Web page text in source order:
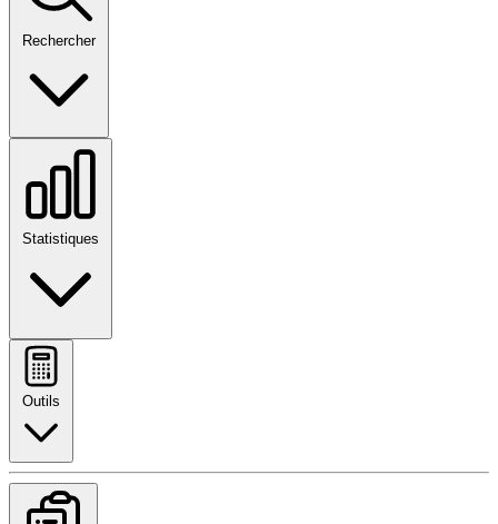
Rechercher
Statistiques
Outils